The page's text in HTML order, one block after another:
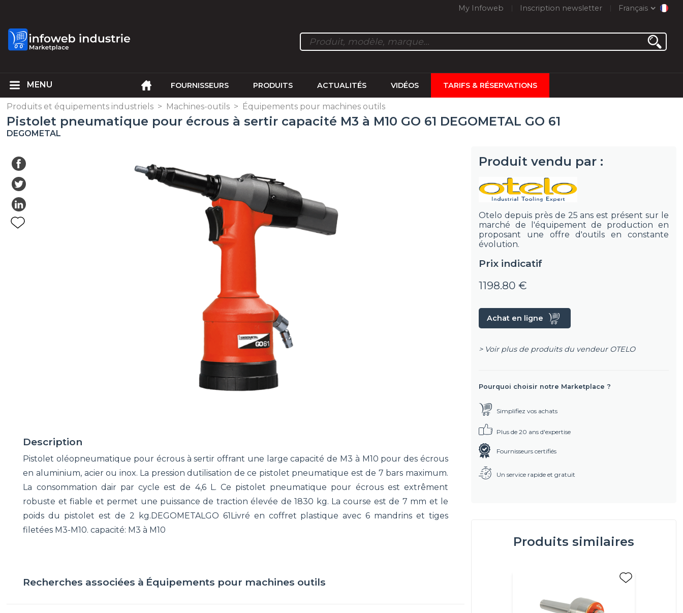
My Infoweb Inscription newsletter Français
FOURNISSEURS PRODUITS ACTUALITÉS VIDÉOS TARIFS & RÉSERVATIONS
Produits et équipements industriels > Machines-outils > Équipements pour machines outils
Pistolet pneumatique pour écrous à sertir capacité M3 à M10 GO 61 DEGOMETAL GO 61
DEGOMETAL
Description
Pistolet oléopneumatique pour écrous à sertir offrant une large capacité de M3 à M10 pour des écrous
en aluminium, acier ou inox. La pression dutilisation de ce pistolet pneumatique est de 7 bars maximum.
La consommation dair par cycle est de 4,6 L. Ce pistolet pneumatique pour écrous est extrêment
robuste et fiable et permet une puissance de traction élevée de 1830 kg. La course est de 7 mm et le
poids du pistolet est de 2 kg.DEGOMETALGO 61Livré en coffret plastique avec 6 mandrins et tiges
filetées M3-M10. capacité: M3 à M10
Recherches associées à Équipements pour machines outils
Produit vendu par :
Otelo depuis près de 25 ans est présent sur le
marché de l'équipement de production en
proposant une offre d'outils en constante
évolution.
Prix indicatif
1198.80 €
Achat en ligne
> Voir plus de produits du vendeur OTELO
Pourquoi choisir notre Marketplace ?
Simplifiez vos achats
Plus de 20 ans d'expertise
Fournisseurs certifiés
Un service rapide et gratuit
Produits similaires